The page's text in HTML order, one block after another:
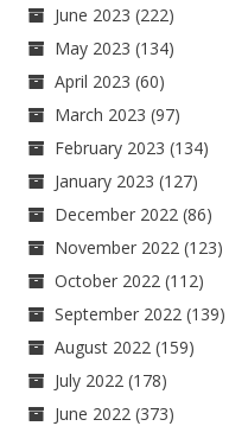
June 2023 (222)
May 2023 (134)
April 2023 (60)
March 2023 (97)
February 2023 (134)
January 2023 (127)
December 2022 (86)
November 2022 (123)
October 2022 (112)
September 2022 (139)
August 2022 (159)
July 2022 (178)
June 2022 (373)